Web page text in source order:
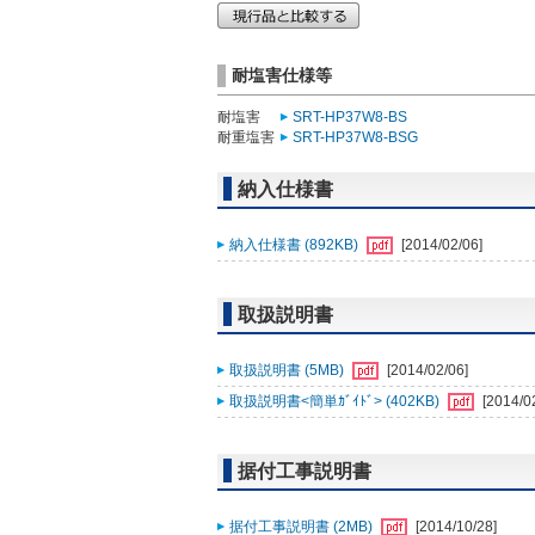
耐塩害仕様等
耐塩害
SRT-HP37W8-BS
耐重塩害
SRT-HP37W8-BSG
納入仕様書
納入仕様書 (892KB) [2014/02/06]
取扱説明書
取扱説明書 (5MB)
[2014/02/06]
取扱説明書<簡単ｶﾞｲﾄﾞ> (402KB)
[2014/
据付工事説明書
据付工事説明書 (2MB) [2014/10/28]